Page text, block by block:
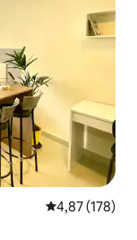
4,87 de uma
4,87 (178)